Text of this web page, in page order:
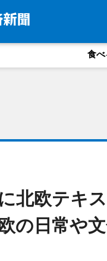
食べ
北欧テキ
の日常や